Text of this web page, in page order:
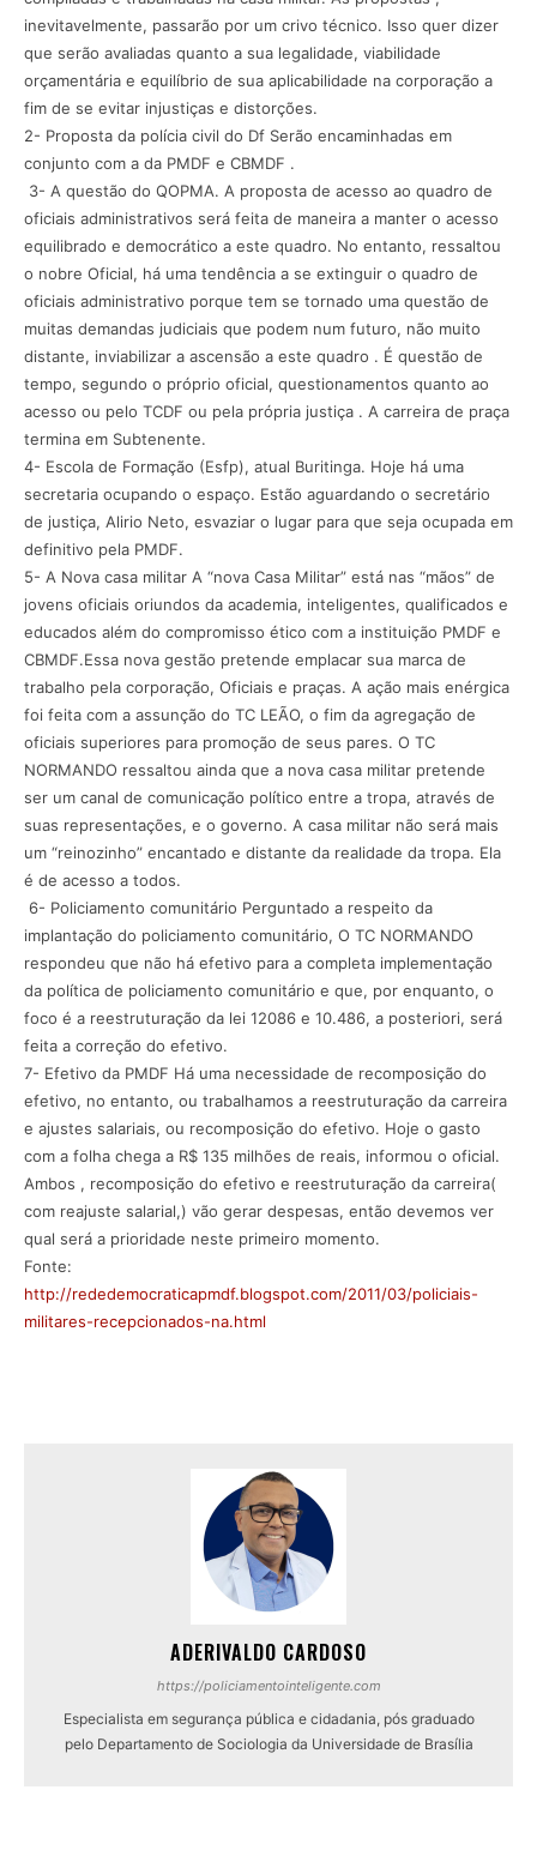
inevitavelmente, passarão por um crivo técnico. Isso quer dizer
que serão avaliadas quanto a sua legalidade, viabilidade
orçamentária e equilíbrio de sua aplicabilidade na corporação a
fim de se evitar injustiças e distorções.
2- Proposta da polícia civil do Df Serão encaminhadas em
conjunto com a da PMDF e CBMDF .
3- A questão do QOPMA. A proposta de acesso ao quadro de
oficiais administrativos será feita de maneira a manter o acesso
equilibrado e democrático a este quadro. No entanto, ressaltou
o nobre Oficial, há uma tendência a se extinguir o quadro de
oficiais administrativo porque tem se tornado uma questão de
muitas demandas judiciais que podem num futuro, não muito
distante, inviabilizar a ascensão a este quadro . É questão de
tempo, segundo o próprio oficial, questionamentos quanto ao
acesso ou pelo TCDF ou pela própria justiça . A carreira de praça
termina em Subtenente.
4- Escola de Formação (Esfp), atual Buritinga. Hoje há uma
secretaria ocupando o espaço. Estão aguardando o secretário
de justiça, Alirio Neto, esvaziar o lugar para que seja ocupada em
definitivo pela PMDF.
5- A Nova casa militar A “nova Casa Militar” está nas “mãos” de
jovens oficiais oriundos da academia, inteligentes, qualificados e
educados além do compromisso ético com a instituição PMDF e
CBMDF.Essa nova gestão pretende emplacar sua marca de
trabalho pela corporação, Oficiais e praças. A ação mais enérgica
foi feita com a assunção do TC LEÃO, o fim da agregação de
oficiais superiores para promoção de seus pares. O TC
NORMANDO ressaltou ainda que a nova casa militar pretende
ser um canal de comunicação político entre a tropa, através de
suas representações, e o governo. A casa militar não será mais
um “reinozinho” encantado e distante da realidade da tropa. Ela
é de acesso a todos.
6- Policiamento comunitário Perguntado a respeito da
implantação do policiamento comunitário, O TC NORMANDO
respondeu que não há efetivo para a completa implementação
da política de policiamento comunitário e que, por enquanto, o
foco é a reestruturação da lei 12086 e 10.486, a posteriori, será
feita a correção do efetivo.
7- Efetivo da PMDF Há uma necessidade de recomposição do
efetivo, no entanto, ou trabalhamos a reestruturação da carreira
e ajustes salariais, ou recomposição do efetivo. Hoje o gasto
com a folha chega a R$ 135 milhões de reais, informou o oficial.
Ambos , recomposição do efetivo e reestruturação da carreira(
com reajuste salarial,) vão gerar despesas, então devemos ver
qual será a prioridade neste primeiro momento.
Fonte:
http://rededemocraticapmdf.blogspot.com/2011/03/policiais-
militares-recepcionados-na.html
ADERIVALDO CARDOSO
https://policiamentointeligente.com
Especialista em segurança pública e cidadania, pós graduado
pelo Departamento de Sociologia da Universidade de Brasília